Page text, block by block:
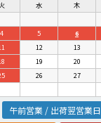
水 木
4 5 6
12 13
19 20
26 27
午前営業 / 出荷翌営業日